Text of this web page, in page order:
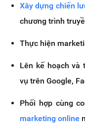
Xây dựng chiến
chương trình
Thực hiện
Lên kế hoạch và
vụ trên Google,
Phối hợp cùng
marketing online